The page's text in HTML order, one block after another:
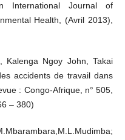
International Journal of
Health, (Avril 2013),
Kalenga Ngoy John, Takai
accidents de travail dans
: Congo-Afrique, n° 505,
– 380)